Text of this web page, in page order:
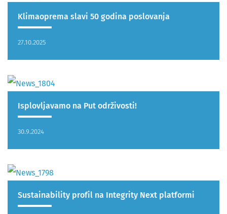
Klimaoprema slavi 50 godina poslovanja
27.10.2025
Isplovljavamo na Put održivosti!
30.9.2024
Sustainability profil na Integrity Next platformi